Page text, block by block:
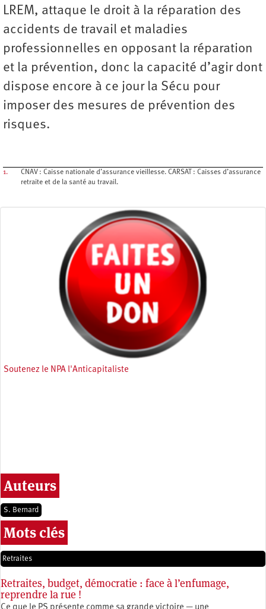
LREM, attaque le droit à la réparation des
accidents de travail et maladies
professionnelles en opposant la réparation
et la prévention, donc la capacité d’agir dont
dispose encore à ce jour la Sécu pour
imposer des mesures de ­prévention des
risques.
1.
CNAV : Caisse nationale d’assurance vieillesse. CARSAT : Caisses d’assurance
retraite et de la santé au travail.
Soutenez le NPA l'Anticapitaliste
Auteurs
S. Bernard
Mots clés
Retraites
Retraites, budget, démocratie : face à l’enfumage,
reprendre la rue !